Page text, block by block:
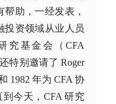
帮助，一经发表，
投资领域从业人员
究基金会（CFA
还特别邀请了 Roger
1982 年为 CFA 协
今天，CFA 研究